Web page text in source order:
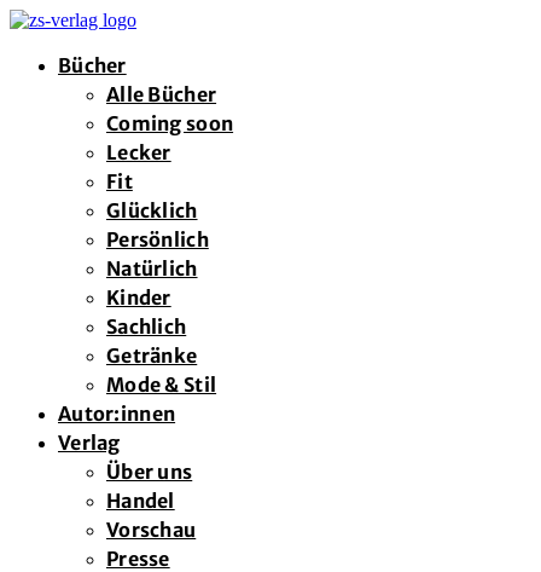
Bücher
Alle Bücher
Coming soon
Lecker
Fit
Glücklich
Persönlich
Natürlich
Kinder
Sachlich
Getränke
Mode & Stil
Autor:innen
Verlag
Über uns
Handel
Vorschau
Presse